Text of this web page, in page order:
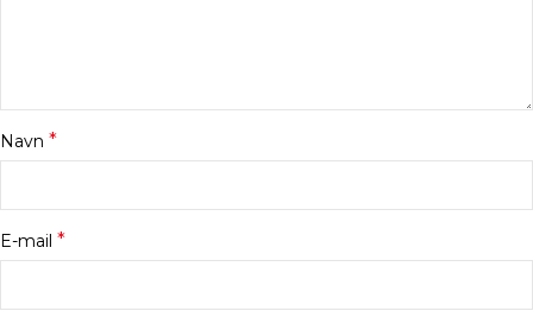
Navn *
E-mail *